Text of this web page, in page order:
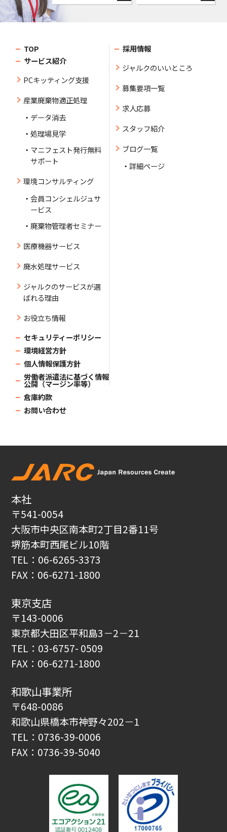
TOP
サービス紹介
PCキッティング支援
産業廃棄物適正処理
データ消去
処理場見学
マニフェスト発行無料
サポート
環境コンサルティング
会員コンシェルジュサ
ービス
廃棄物管理者セミナー
医療機器サービス
廃水処理サービス
ジャルクのサービスが選
ばれる理由
お役立ち情報
採用情報
ジャルクのいいところ
募集要項一覧
求人応募
スタッフ紹介
ブログ一覧
詳細ページ
セキュリティーポリシー
環境経営方針
個人情報保護方針
労働者派遣法に基づく情報
公開（マージン率等）
倉庫約款
お問い合わせ
本社
〒541-0054
大阪市中央区南本町2丁目2番11号
堺筋本町西尾ビル10階
TEL：06-6265-3373
FAX：06-6271-1800
東京支店
〒143-0006
東京都大田区平和島3－2－21
TEL：03-6757- 0509
FAX：06-6271-1800
和歌山事業所
〒648-0086
和歌山県橋本市神野々202－1
TEL：0736-39-0006
FAX：0736-39-5040